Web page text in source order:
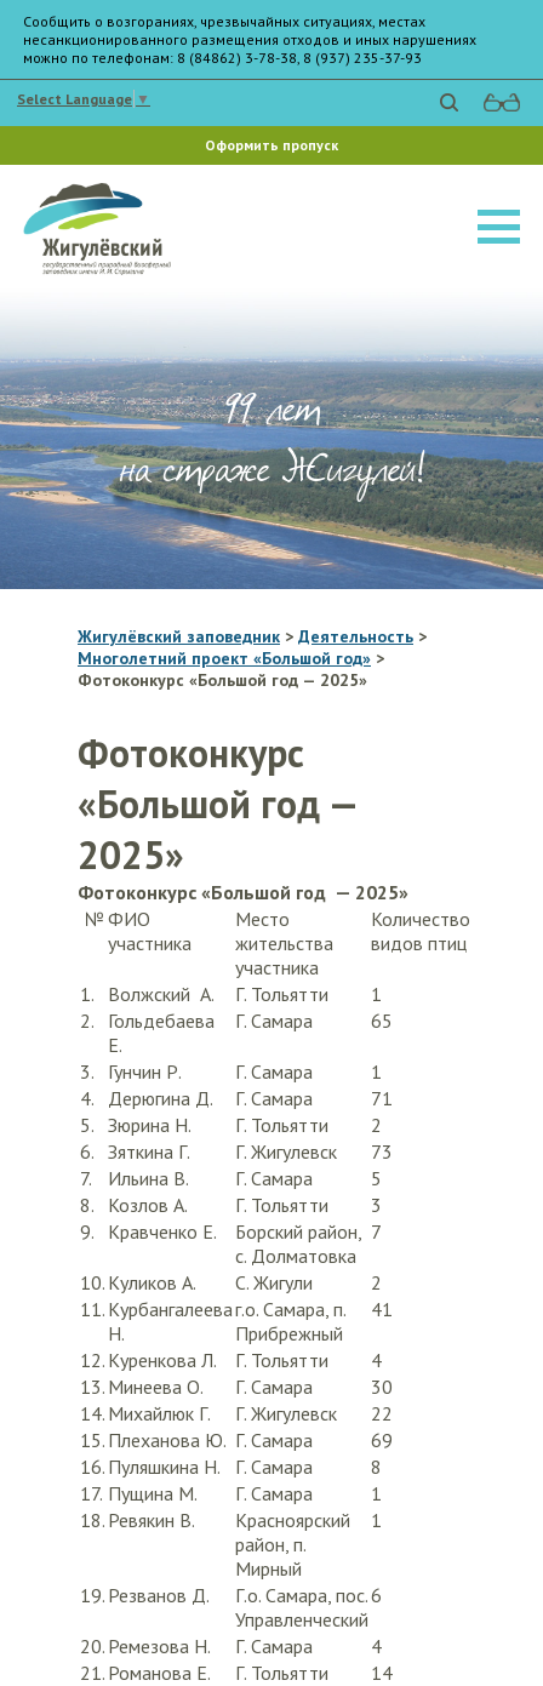
Сообщить о возгораниях, чрезвычайных ситуациях, местах
несанкционированного размещения отходов и иных нарушениях
можно по телефонам: 8 (84862) 3-78-38, 8 (937) 235-37-93
Select Language ▼
Оформить пропуск
99 лет
на страже Жигулей!
Жигулёвский заповедник > Деятельность >
Многолетний проект «Большой год» >
Фотоконкурс «Большой год — 2025»
Фотоконкурс
«Большой год —
2025»
Фотоконкурс «Большой год — 2025»
№ ФИО
участника
Место
жительства
участника
Количество
видов птиц
1. Волжский А. Г. Тольятти
1
2.
Гольдебаева
Е.
Г. Самара 65
3. Гунчин Р. Г. Самара
1
4.
Дерюгина Д. Г. Самара
71
5. Зюрина Н. Г. Тольятти
2
6. Зяткина Г. Г. Жигулевск
73
7.
Ильина В. Г. Самара
5
8.
Козлов А. Г. Тольятти
3
9.
Кравченко Е.
Борский район,
с. Долматовка
7
10. Куликов А. С. Жигули
2
11. Курбангалеева
Н.
г.о. Самара, п.
Прибрежный
41
12. Куренкова Л. Г. Тольятти
4
13. Минеева О. Г. Самара
30
14. Михайлюк Г. Г. Жигулевск
22
15. Плеханова Ю. Г. Самара
69
16. Пуляшкина Н. Г. Самара
8
17. Пущина М. Г. Самара
1
18. Ревякин В.
Красноярский
район, п.
Мирный
1
19. Резванов Д.
Г.о. Самара, пос.
Управленческий
6
20. Ремезова Н. Г. Самара
4
21. Романова Е. Г. Тольятти
14